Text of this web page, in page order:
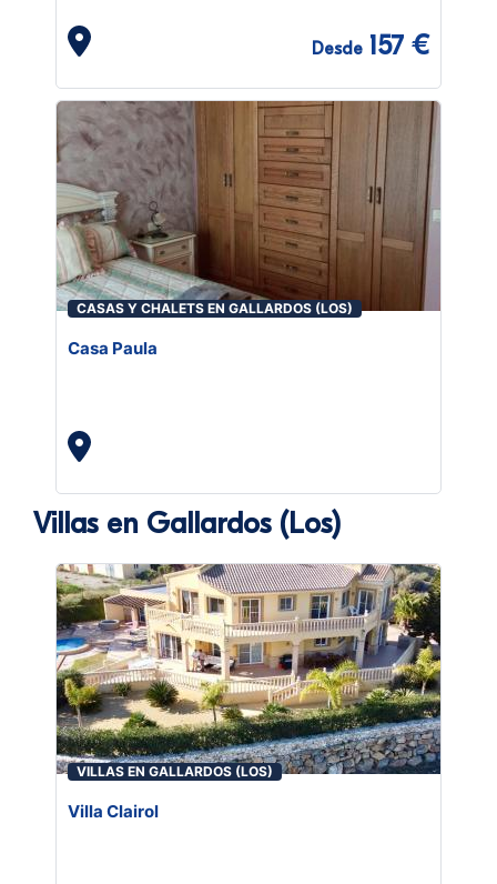
Desde 157 €
CASAS Y CHALETS EN GALLARDOS (LOS)
Casa Paula
Villas en Gallardos (Los)
VILLAS EN GALLARDOS (LOS)
Villa Clairol